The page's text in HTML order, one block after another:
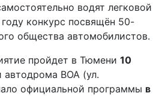
водят легковой
конкурс посвящён 50-
общества автомобилистов.
пройдет в Тюмени 10
автодрома ВОА (ул.
официальной программы в